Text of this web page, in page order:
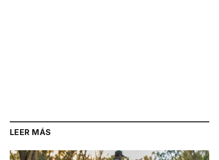
LEER MÁS